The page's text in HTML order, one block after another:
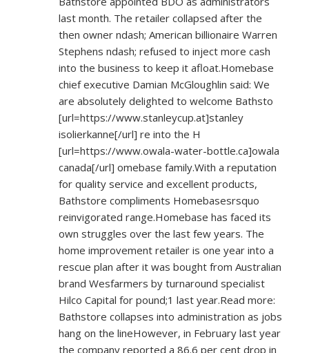
last month. The retailer collapsed after the
then owner ndash; American billionaire Warren
Stephens ndash; refused to inject more cash
into the business to keep it afloat.Homebase
chief executive Damian McGloughlin said: We
are absolutely delighted to welcome Bathsto
[url=https://www.stanleycup.at]stanley
isolierkanne[/url] re into the H
[url=https://www.owala-water-bottle.ca]owala
canada[/url] omebase family.With a reputation
for quality service and excellent products,
Bathstore compliments Homebasesrsquo
reinvigorated range.Homebase has faced its
own struggles over the last few years. The
home improvement retailer is one year into a
rescue plan after it was bought from Australian
brand Wesfarmers by turnaround specialist
Hilco Capital for pound;1 last year.Read more:
Bathstore collapses into administration as jobs
hang on the lineHowever, in February last year
the company reported a 86.6 per cent drop in